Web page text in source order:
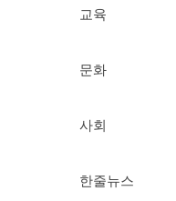
교육
문화
사회
한줄뉴스